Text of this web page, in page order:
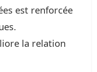
est renforcée
la relation